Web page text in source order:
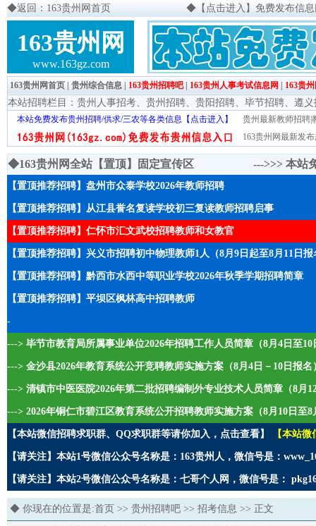
◆返回：163贵州网首页 ◆ 【点击进入】免费发布信
163贵州网
www.163gz.com
163贵州网首页 贵州综合信息 163贵州招聘吧| 163贵州人事考试信息网 163贵
本站招聘栏目： 贵州人事招考、 贵州招聘、 贵阳招聘、 毕节招聘、 遵义
本站免费发布贵州招聘/供求/三农等各类信息【点击进入】
贵州最新教师招聘|
163贵州网最新发
◆163贵州网全站【置顶】固定宣传区 --->>> 本站
【置顶推荐招聘】盘州市众泰学校2026年教师招聘
【置顶推荐招聘】从江县誉名复读学校初三复读教师招聘启事
【置顶推荐招聘】仁怀市汇文武校招聘教师和女教官
【置顶推荐招聘】兴义市招聘初中物理教师1人（8月9日起至8月11日报
【置顶推荐招聘】黔西市水西中等职业学校2026年秋季学期招聘简章
【置顶推荐招聘】平坝区枫林高中招聘教师
-
---> 毕节市教育局所属事业单位2026年招聘工作人员简章（8月4日至10
---> 金沙县2026年教育系统公开竞聘教师实施方案（8月4日－10日报名
---> 清镇市中医医院2026年第二批招聘编制外专业技术人员简章（8月
---> 2026年铜仁市碧江区教育系统公开招聘教师实施方案（8月10日至8
【本站微信招聘求职群、QQ求职群等请你加入，点击查看】 【本站
【请关注】本站1号微信公众号名称是：163贵州人，微信号是：
【请关注】本站2号微信公众号名称是：七哥个人网，微信号是：
◆ 你现在的位置是:首页 >> 贵州招聘吧 >> 招考信息 >> 正文